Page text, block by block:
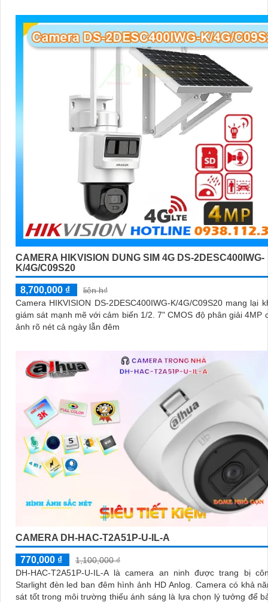
CAMERA HIKVISION DUNG SIM 4G DS-2DESC400IWG-
K/4G/C09S20
8,700,000 ₫
liên h₫
Camera HIKVISION DS-2DESC400IWG-K/4G/C09S20 mang lại
giám sát mạnh mẽ với cảm biến 1/2. 7" CMOS độ phân giải 4MP
ảnh rõ nét cả ngày lẫn đêm
CAMERA DH-HAC-T2A51P-U-IL-A
770,000 ₫
1,100,000 ₫
DH-HAC-T2A51P-U-IL-A là camera an ninh được trang bị
Starlight đèn led ban đêm hình ảnh HD Anlog. Camera có khả năng giám
sát tốt trong môi trường thiếu ánh sáng là lựa chọn lý tưởng để